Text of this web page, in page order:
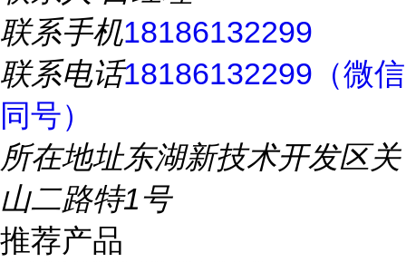
联系手机18186132299
联系电话18186132299（微信
同号）
所在地址东湖新技术开发区关
山二路特1号
推荐产品